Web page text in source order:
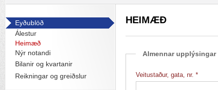
HEIMÆÐ
Almennar upplýsingar
Veitustaður, gata, nr.
Eyðublöð
Álestur
Heimæð
Nýr notandi
Bilanir og kvartanir
Reikningar og greiðslur